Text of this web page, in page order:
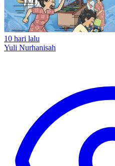
10 hari lalu
Yuli Nurhanisah